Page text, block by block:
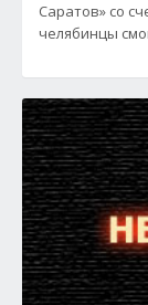
Саратов» со
челябинцы